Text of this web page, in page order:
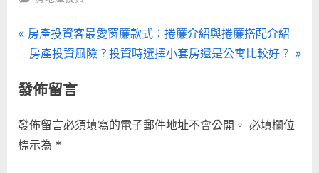
文
導
覽
P
r
v
o
u
房產投資客最愛窗簾款式：捲簾介紹與捲簾搭配介紹
N
x
P
o
房產投資風險？投資時選擇小套房還是公寓比較好？
發佈留言
發佈留言必須填寫的電子郵件地址不會公開。 必填欄位
標示為 *